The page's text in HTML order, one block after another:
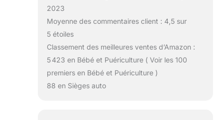
2023
Moyenne des commentaires client : 4,5 sur
5 étoiles
Classement des meilleures ventes d’Amazon :
5 423 en Bébé et Puériculture ( Voir les 100
premiers en Bébé et Puériculture )
88 en Sièges auto